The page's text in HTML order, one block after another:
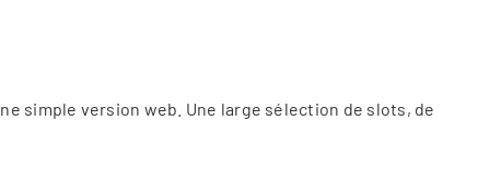
simple version web. Une large sélection de slots, de